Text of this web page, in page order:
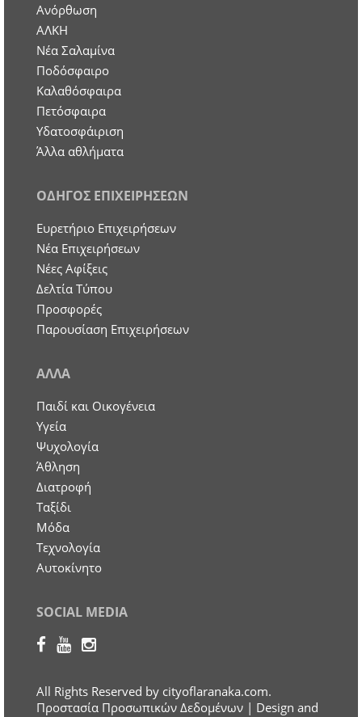
Ανόρθωση
ΑΛΚΗ
Νέα Σαλαμίνα
Ποδόσφαιρο
Καλαθόσφαιρα
Πετόσφαιρα
Υδατοσφάιριση
Άλλα αθλήματα
ΟΔΗΓΟΣ ΕΠΙΧΕΙΡΗΣΕΩΝ
Ευρετήριο Επιχειρήσεων
Nέα Επιχειρήσεων
Νέες Αφίξεις
Δελτία Τύπου
Προσφορές
Παρουσίαση Επιχειρήσεων
ΑΛΛΑ
Παιδί και Οικογένεια
Υγεία
Ψυχολογία
Άθληση
Διατροφή
Ταξίδι
Μόδα
Τεχνολογία
Αυτοκίνητο
SOCIAL MEDIA
All Rights Reserved by cityoflaranaka.com.
Προστασία Προσωπικών Δεδομένων | Design and